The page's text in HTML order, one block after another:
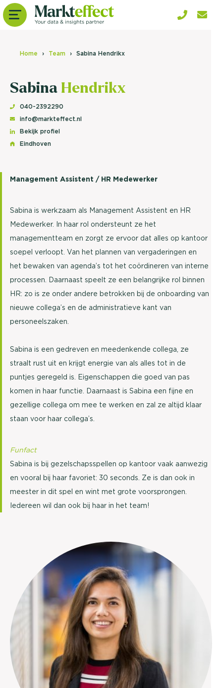
Home Team Sabina Hendrikx
Sabina Hendrikx
040-2392290
info@markteffect.nl
Bekijk profiel
Eindhoven
Management Assistent / HR Medewerker
Sabina is werkzaam als Management Assistent en HR
Medewerker. In haar rol ondersteunt ze het
managementteam en zorgt ze ervoor dat alles op kantoor
soepel verloopt. Van het plannen van vergaderingen en
het bewaken van agenda’s tot het coördineren van interne
processen. Daarnaast speelt ze een belangrijke rol binnen
HR: zo is ze onder andere betrokken bij de onboarding van
nieuwe collega’s en de administratieve kant van
personeelszaken.
Sabina is een gedreven en meedenkende collega, ze
straalt rust uit en krijgt energie van als alles tot in de
puntjes geregeld is. Eigenschappen die goed van pas
komen in haar functie. Daarnaast is Sabina een fijne en
gezellige collega om mee te werken en zal ze altijd klaar
staan voor haar collega’s.
Funfact
Sabina is bij gezelschapsspellen op kantoor vaak aanwezig
en vooral bij haar favoriet: 30 seconds. Ze is dan ook in
meester in dit spel en wint met grote voorsprongen.
Iedereen wil dan ook bij haar in het team!